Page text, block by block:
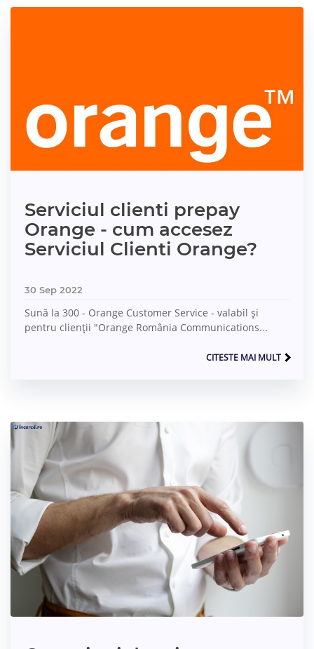
Serviciul clienti prepay
Orange - cum accesez
Serviciul Clienti Orange?
30 Sep 2022
Sună la 300 - Orange Customer Service - valabil și
pentru clienții "Orange România Communications...
CITESTE MAI MULT